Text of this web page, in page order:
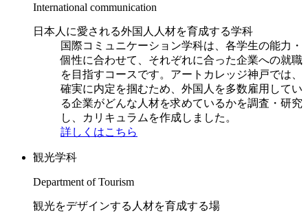
International communication
日本人に愛される外国人人材を育成する学科
国際コミュニケーション学科は、各学生の能力・
個性に合わせて、それぞれに合った企業への就職
を目指すコースです。アートカレッジ神戸では、
確実に内定を掴むため、外国人を多数雇用してい
る企業がどんな人材を求めているかを調査・研究
し、カリキュラムを作成しました。
詳しくはこちら
観光学科
Department of Tourism
観光をデザインする人材を育成する場